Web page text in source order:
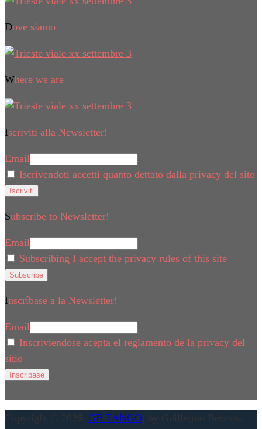
Dove siamo
Where we are
Iscriviti alla Newsletter!
Email
Iscrivendoti accetti quanto dettato dalla privacy del sito
Subscribe to Newsletter!
Email
Subscribing I accept the privacy rules of this site
Inscríbase a la Newsletter!
Email
Inscriviendose acepta el reglamento de la privacy del
sitio
Copyright © 2026 GB TANGO , by Guillermo Berzins.